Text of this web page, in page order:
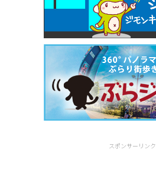
スポンサーリンク